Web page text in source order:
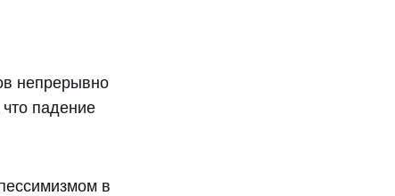
непрерывно
падение
в